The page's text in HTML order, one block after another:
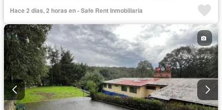
Hace 2 días, 2 horas en - Safe Rent Inmobiliaria